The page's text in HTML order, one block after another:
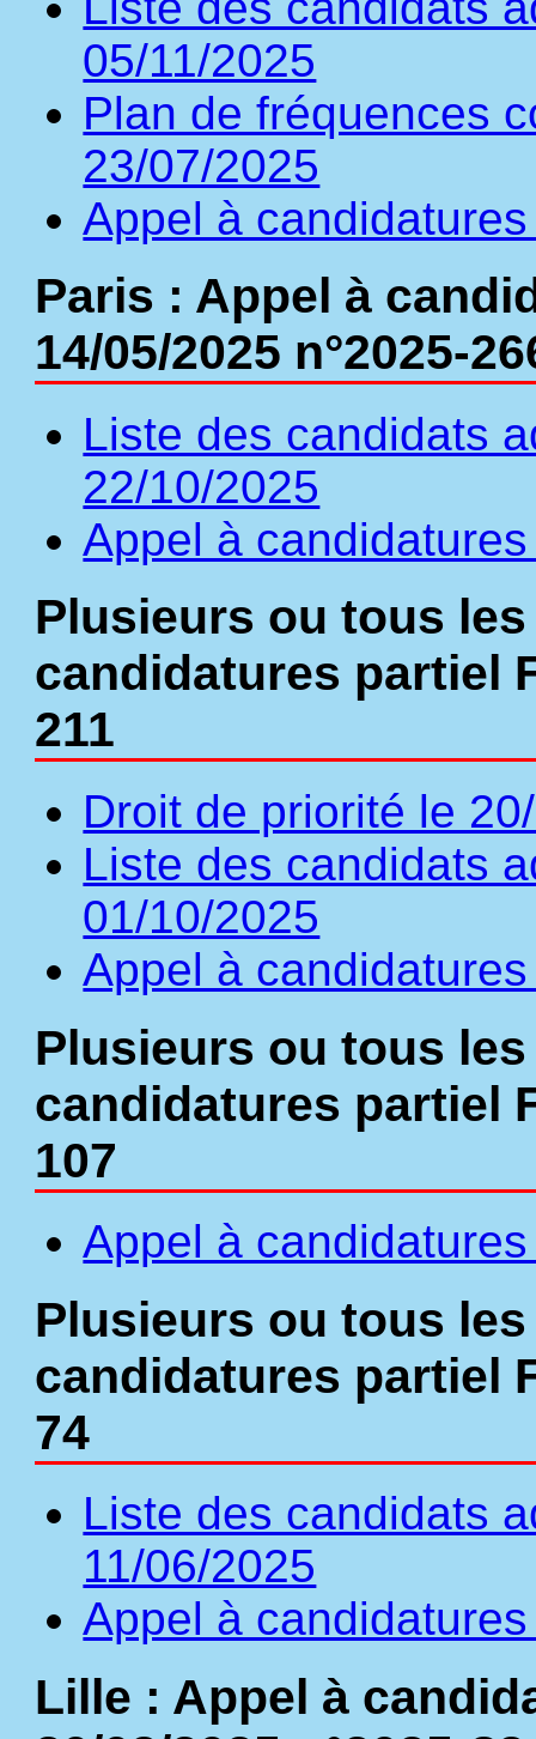
05/11/2025
Plan de fréquences
23/07/2025
Appel à
Paris : Appel à
14/05/2025 n°2025-
Liste des candidats
22/10/2025
Appel à
Plusieurs ou tous les
candidatures partiel
211
Droit de priorité le
Liste des candidats
01/10/2025
Appel à
Plusieurs ou tous les
candidatures partiel
107
Appel à
Plusieurs ou tous les
candidatures partiel
74
Liste des candidats
11/06/2025
Appel à
Lille : Appel à